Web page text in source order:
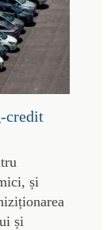
credit
și
și